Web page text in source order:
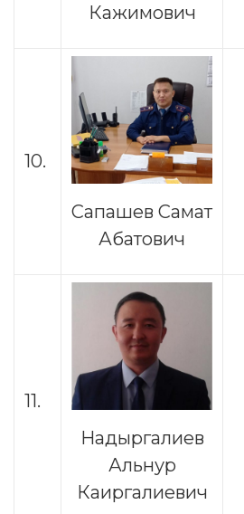
Кажимович
10.
Сапашев Самат
Абатович
11.
Надыргалиев
Альнур
Каиргалиевич